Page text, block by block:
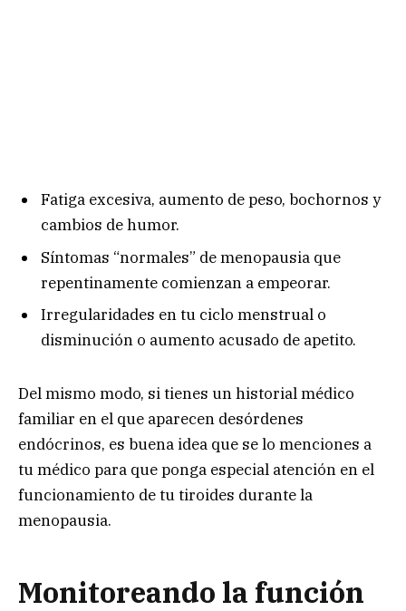
Fatiga excesiva, aumento de peso, bochornos y
cambios de humor.
Síntomas “normales” de menopausia que
repentinamente comienzan a empeorar.
Irregularidades en tu ciclo menstrual o
disminución o aumento acusado de apetito.
Del mismo modo, si tienes un historial médico
familiar en el que aparecen desórdenes
endócrinos, es buena idea que se lo menciones a
tu médico para que ponga especial atención en el
funcionamiento de tu tiroides durante la
menopausia.
Monitoreando la función